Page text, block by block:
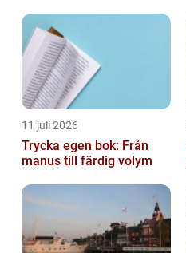
11 juli 2026
Trycka egen bok: Från
manus till färdig volym